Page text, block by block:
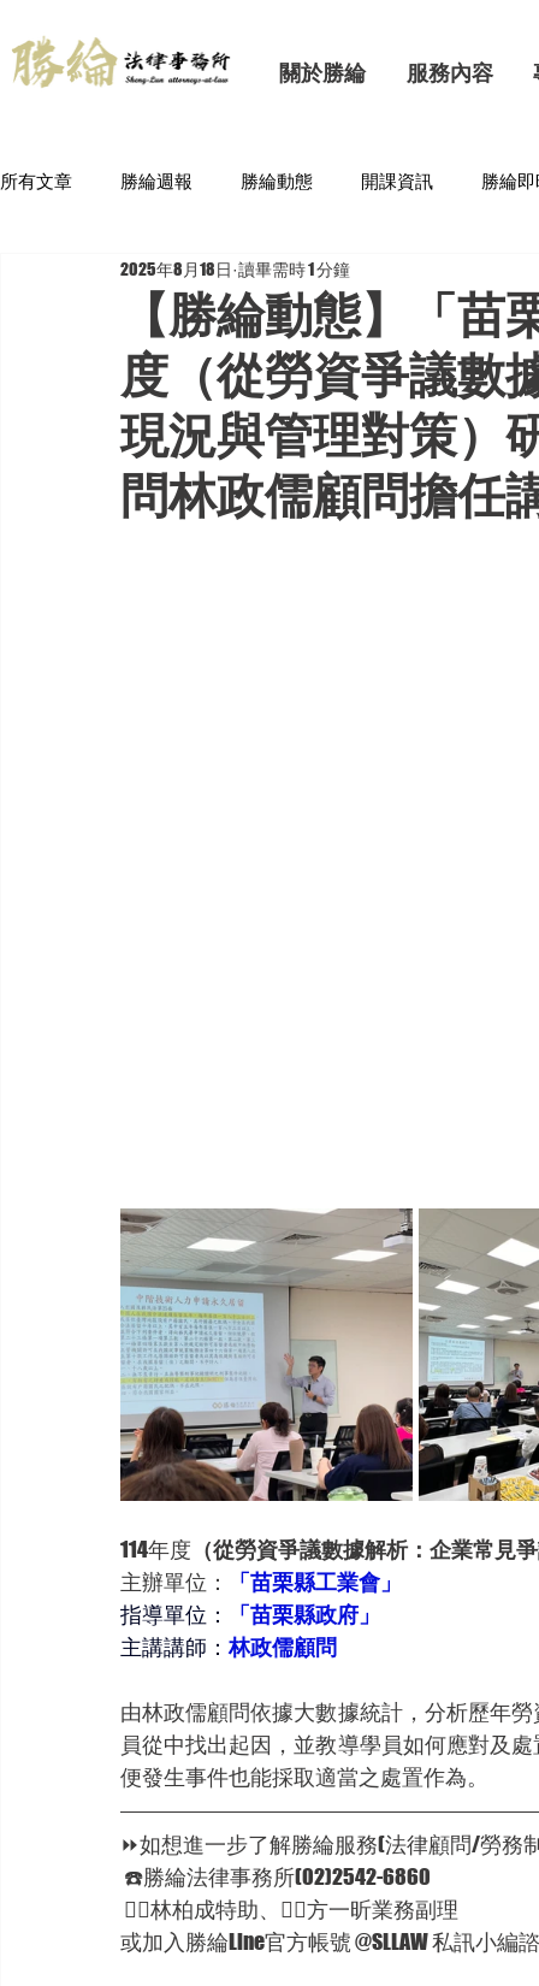
關於勝綸 服務內容
所有文章 勝綸週報 勝綸動態 開課資訊 勝綸
【勝綸動態】「苗
度（從勞資爭議數
現況與管理對策）
問林政儒顧問擔任
2025年8月18日 讀畢需時 1 分鐘
114年度 （從勞資爭議數據解析：企業常見
主辦單位：
「苗栗縣工業會」
指導單位：
「苗栗縣政府」
主講講師：林政儒顧問
由林政儒顧問依據大數據統計，分析歷年
員從中找出起因，並教導學員如何應對及
便發生事件也能採取適當之處置作為。
⏩如想進一步了解勝綸服務(法律顧問/勞
☎️勝綸法律事務所(02)2542-6860
🦸‍♂林柏成特助、🦸‍♂方一昕業務副理
或加入勝綸Line官方帳號 @SLLAW 私訊小編